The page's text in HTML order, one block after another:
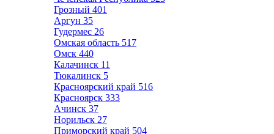
Грозный 401
Аргун 35
Гудермес 26
Омская область 517
Омск 440
Калачинск 11
Тюкалинск 5
Красноярский край 516
Красноярск 333
Ачинск 37
Норильск 27
Приморский край 504